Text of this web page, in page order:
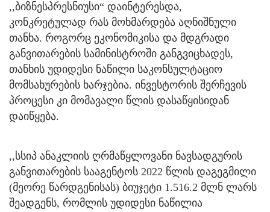
,,ბიზნესპრესნიუსი“ დაინტერესდა,
კონკრეტულად რას მოხმარდება აღნიშნული
თანხა. როგორც ეკონომიკისა და მდგრადი
განვითარების სამინისტროში განგვიცხადეს,
თანხის უდიდესი ნაწილი საკონსულტაციო
მომსახურების ხარჯებია. ინვესტორის შერჩევის
პროცესი კი მომავალი წლის დასაწყისიდან
დაიწყება.
,,სსიპ ანაკლიის ღრმაწყლოვანი ნავსადგურის
განვითარების სააგენტოს 2022 წლის დაგეგმილი
(მეორე წარდგენისას) ბიუჯეტი 1.516.2 მლნ ლარს
შეადგენს, რომლის უდიდესი ნაწილია